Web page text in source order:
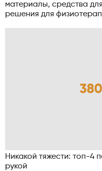
материалы, средства
решения для
Никакой тяжести: топ-4
рукой